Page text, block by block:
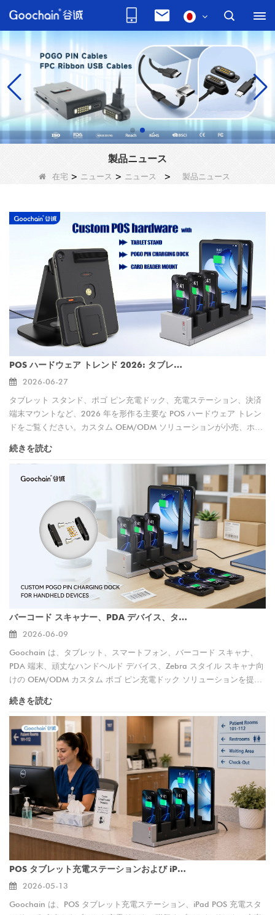
製品ニュース
在宅 > ニュース > ニュース > 製品ニュース
POS ハードウェア トレンド 2026: タブレット スタンド、ポゴ ピン ドック、カード リーダー マウント
2026-06-27
タブレット スタンド、ポゴ ピン充電ドック、充電ステーション、決済
端末マウントなど、2026 年を形作る主要な POS ハードウェア トレン
ドをご覧ください。カスタム OEM/ODM ソリューションが小売、ホス
しょう。
続きを読む
バーコード スキャナー、PDA デバイス、タブレット、スマートフォン用のカスタム ポゴピン充電ドック
2026-06-09
Goochain は、タブレット、スマートフォン、バーコード スキャナ、
PDA 端末、頑丈なハンドヘルド デバイス、Zebra スタイル スキャナ向
けの OEM/ODM カスタム ポゴ ピン充電ドック ソリューションを提供
チベイ設計、充電専用機能、およびデータ同期による充電をサポートし
ています。
続きを読む
POS タブレット充電ステーションおよび iPad POS 充電スタンドの OEM/ODM メーカー
2026-05-13
Goochain は、POS タブレット充電ステーション、iPad POS 充電スタ